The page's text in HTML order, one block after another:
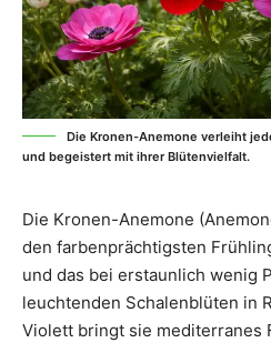
Die Kronen-Anemone verleiht
und begeistert mit ihrer Blütenvielfalt.
Die Kronen-Anemone
den farbenprächtigsten
und das bei erstaunlich wenig
leuchtenden Schalenblüten in
Violett bringt sie mediterranes